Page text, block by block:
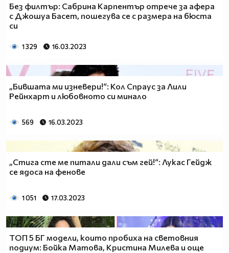
Без филтър: Сабрина Карпентър отрече за афера
с Джошуа Басет, пошегува се с размера на бюста
си
1 329 16.03.2023
„Бившата ми изневери!“: Кол Спраус за Лили
Рейнхарт и любовното си минало
569 16.03.2023
„Стига сте ме питали дали съм гей!“: Лукас Гейдж
се ядоса на фенове
1 051 17.03.2023
ТОП 5 БГ модели, които пробиха на световния
подиум: Бойка Матова, Кристина Милева и още